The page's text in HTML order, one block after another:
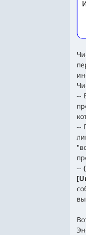
--
--
--